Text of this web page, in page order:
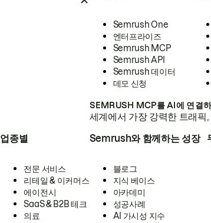
Semrush One
엔터프라이즈
Semrush MCP
Semrush API
Semrush 데이터
데모 신청
SEMRUSH MCP를 AI에 연결하
세계에서 가장 강력한 트래
업종별
전문 서비스
리테일 & 이커머스
에이전시
SaaS & B2B 테크
의료
Semrush와 함께하는 성장
블로그
지식 베이스
아카데미
성공사례
AI 가시성 지수